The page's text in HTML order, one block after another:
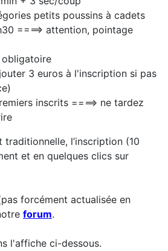
petits poussins à cadets
====> attention, pointage
obligatoire
3 euros à l'inscription si pas
inscrits ====> ne tardez
traditionnelle, l’inscription (10
et en quelques clics sur
forcément actualisée en
forum.
l'affiche ci-dessous.